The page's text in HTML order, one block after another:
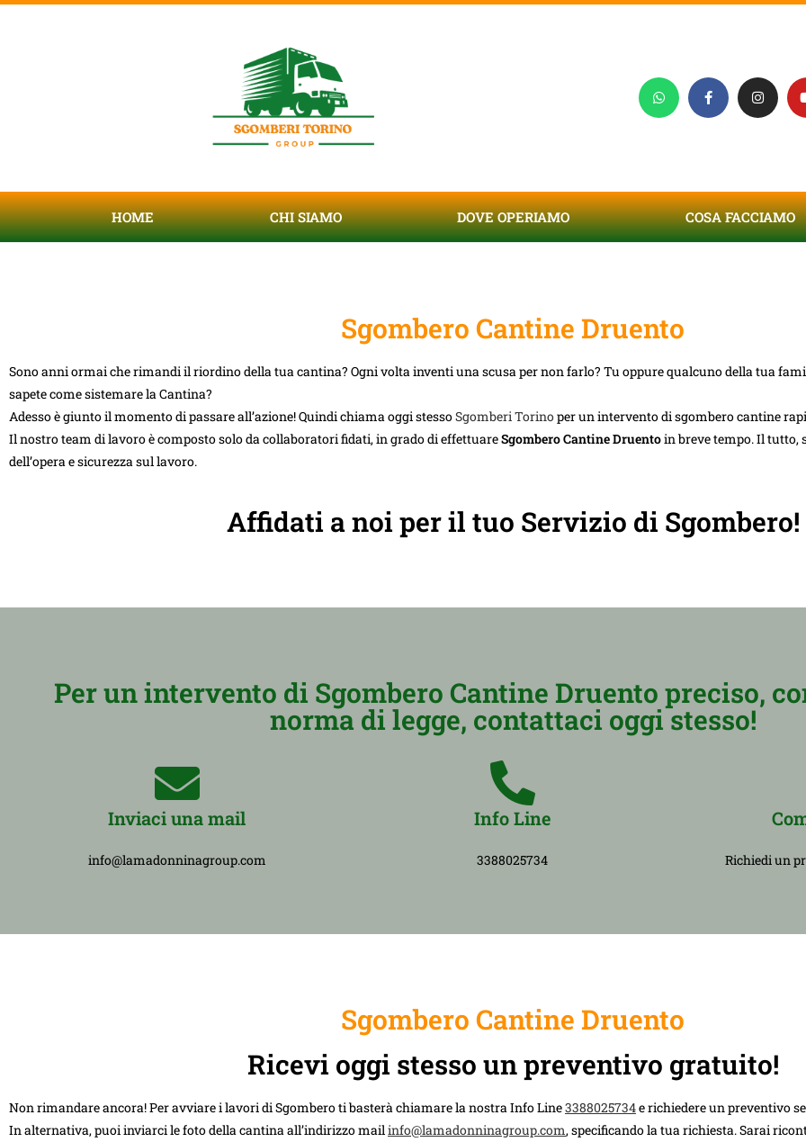
HOME CHI SIAMO DOVE OPERIAMO COSA FACCIAMO
Sgombero Cantine Druento
Sono anni ormai che rimandi il riordino della tua cantina? Ogni volta inventi una scusa per non farlo? Tu oppure qualcuno della tua
sapete come sistemare la Cantina?
Adesso è giunto il momento di passare all’azione! Quindi chiama oggi stessoSgomberi Torinoper un intervento di sgombero cantine
Il nostro team di lavoro è composto solo da collaboratori fidati, in grado di effettuareSgombero Cantine Druentoin breve tempo. Il tutto,
dell’opera e sicurezza sul lavoro.
Affidati a noi per il tuo Servizio di Sgombero!
Per un intervento di Sgombero Cantine Druento preciso,
norma di legge, contattaci oggi stesso!
Inviaci una mail
info@lamadonninagroup.com
Info Line
3388025734 Richiedi un
Sgombero Cantine Druento
Ricevi oggi stesso un preventivo gratuito!
Non rimandare ancora! Per avviare i lavori di Sgombero ti basterà chiamare la nostra Info Line3388025734e richiedere un preventivo
In alternativa, puoi inviarci le foto della cantina all’indirizzo mail info@lamadonninagroup.com, specificando la tua richiesta. Sarai